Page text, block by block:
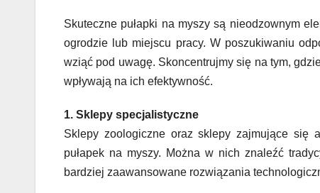
Skuteczne pułapki na myszy są nieodzownym
ogrodzie lub miejscu pracy. W poszukiwaniu
wziąć pod uwagę. Skoncentrujmy się na tym,
wpływają na ich efektywność.
1. Sklepy specjalistyczne
Sklepy zoologiczne oraz sklepy zajmujące się
pułapek na myszy. Można w nich znaleźć
bardziej zaawansowane rozwiązania